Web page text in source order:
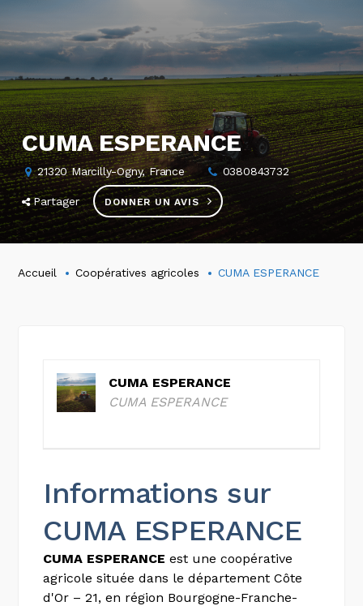
CUMA ESPERANCE
21320 Marcilly-Ogny, France 0380843732
Partager DONNER UN AVIS
Accueil Coopératives agricoles CUMA ESPERANCE
CUMA ESPERANCE
CUMA ESPERANCE
Informations sur
CUMA ESPERANCE
CUMA ESPERANCE est une coopérative
agricole située dans le département Côte
d'Or – 21, en région Bourgogne-Franche-